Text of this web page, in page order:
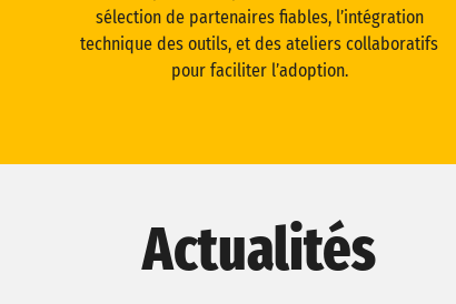
sélection de partenaires fiables, l’intégration
technique des outils, et des ateliers collaboratifs
pour faciliter l’adoption.
Actualités